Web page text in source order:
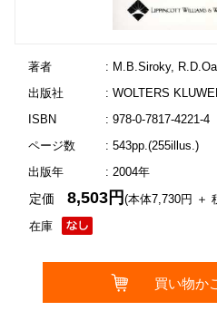
著者
: M.B.Siroky,
出版社
: WOLTERS
ISBN
: 978-0-7817-4221-4
ページ数
: 543pp.(255illus.)
出版年
: 2004年
在庫
定価8,503円(本体7,730円 ＋